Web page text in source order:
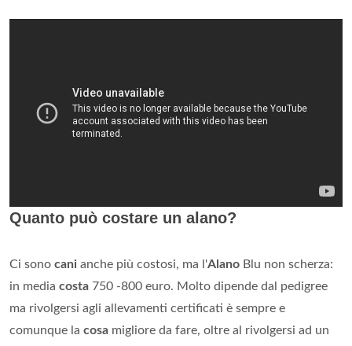
Quanto può costare un alano?
Ci sono cani anche più costosi, ma l'Alano Blu non scherza:
in media costa 750 -800 euro. Molto dipende dal pedigree
ma rivolgersi agli allevamenti certificati è sempre e
comunque la cosa migliore da fare, oltre al rivolgersi ad un